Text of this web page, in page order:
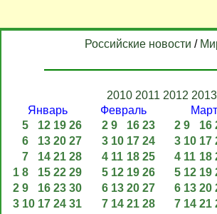
Российские новости /
2010 2011 2012 2013
Январь
5
12 19 26
6
13 20 27
7
14 21 28
1 8 15 22 29
2 9 16 23 30
3 10 17 24 31
Февраль
2 9 16 23
3 10 17 24
4 11 18 25
5 12 19 26
6 13 20 27
7 14 21 28
Март
2 9 16
3 10 17
4 11 18
5 12 19
6 13 20
7 14 21